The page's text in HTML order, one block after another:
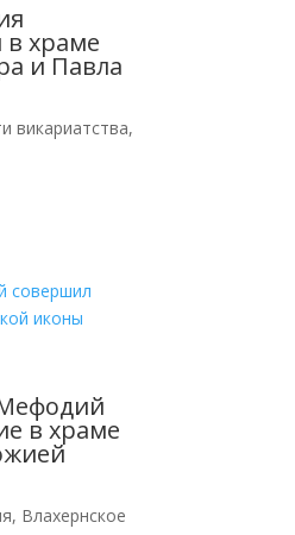
храме
и Павла
викариатства,
в храме
, Влахернское